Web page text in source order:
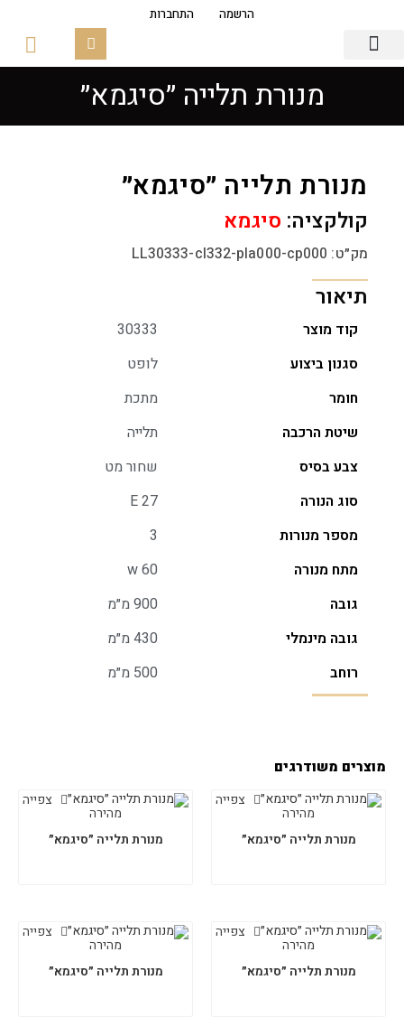
הרשמה התחברות
מנורת תלייה ״סיגמא״
מנורת תלייה ״סיגמא״
קולקציה: סיגמא
מק״ט: LL30333-cl332-pla000-cp000
תיאור
קוד מוצר
30333
סגנון ביצוע
לופט
חומר
מתכת
שיטת הרכבה
תלייה
צבע בסיס
שחור מט
סוג הנורה
E 27
מספר מנורות
3
מתח מנורה
w 60
גובה
900 מ״מ
גובה מינמלי
430 מ״מ
רוחב
500 מ״מ
מוצרים משודרגים
צפייה
מהירה
מנורת תלייה ״סיגמא״
צפייה
מהירה
מנורת תלייה ״סיגמא״
צפייה
מהירה
מנורת תלייה ״סיגמא״
צפייה
מהירה
מנורת תלייה ״סיגמא״